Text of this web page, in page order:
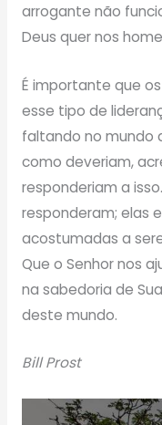
arrogante não
Deus quer nos
É importante que
esse tipo de
faltando no mundo
como deveriam,
responderiam a
responderam; elas
acostumadas a
Que o Senhor nos
na sabedoria de
deste mundo.
Bill Prost